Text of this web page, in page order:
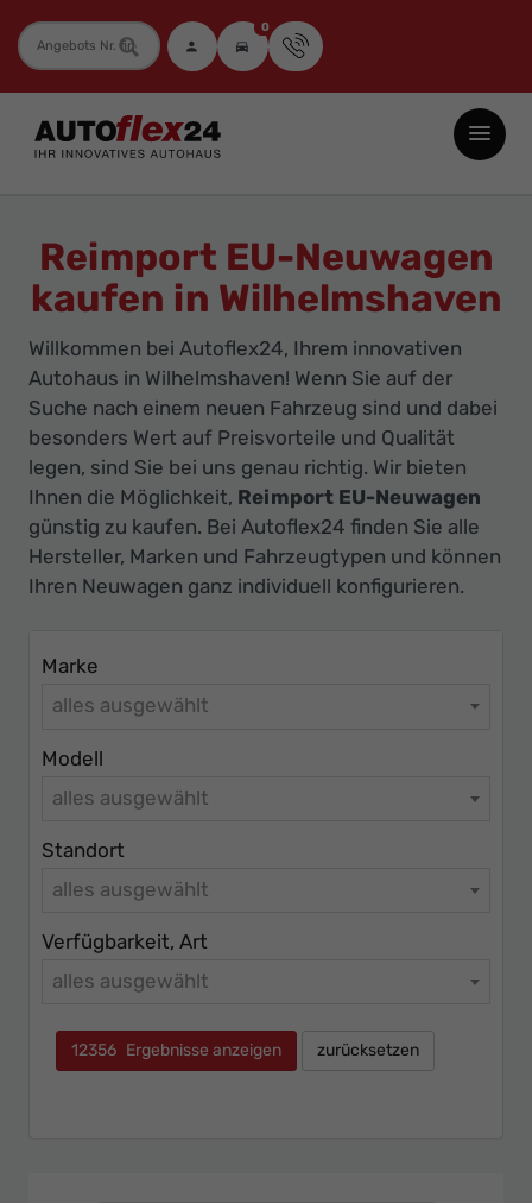
Fahrzeugnummer 0
Autoflex24
GmbH
Neuwagen
Jahreswagen
Gebrauchtwagen
zu
Top-
Preisen
-
Ihr
Innovatives
Reimport EU-Neuwagen
kaufen in Wilhelmshaven
Willkommen bei Autoflex24, Ihrem innovativen
Autohaus in Wilhelmshaven! Wenn Sie auf der
Suche nach einem neuen Fahrzeug sind und dabei
besonders Wert auf Preisvorteile und Qualität
legen, sind Sie bei uns genau richtig. Wir bieten
Ihnen die Möglichkeit, Reimport EU-Neuwagen
günstig zu kaufen. Bei Autoflex24 finden Sie alle
Hersteller, Marken und Fahrzeugtypen und können
Ihren Neuwagen ganz individuell konfigurieren.
Marke
alles ausgewählt
Modell
alles ausgewählt
Standort
alles ausgewählt
Verfügbarkeit, Art
alles ausgewählt
12356 Ergebnisse anzeigen zurücksetzen